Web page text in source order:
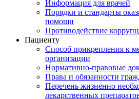
Информация для врачей
Порядки и стандарты
помощи
Противодействие
Пациенту
Способ прикрепления к
организации
Нормативно-правовые
Права и обязанности
Перечень жизненно
лекарственных